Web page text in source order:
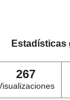
Estadísticas
267